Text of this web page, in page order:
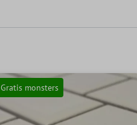
Gratis monsters